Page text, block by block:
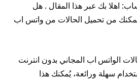
اهلا بك عبر هذا المقال . هل
من تحميل الحالات من واتس اب
الواتس اب المجاني بدون انترنت
سهلة ورائعة، يُمكنك هذا